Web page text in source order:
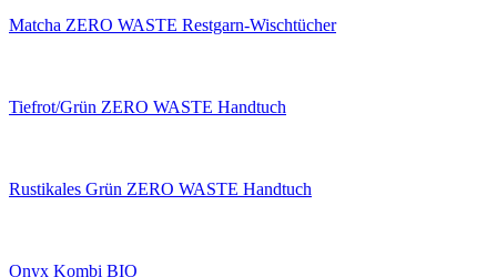
Matcha ZERO WASTE Restgarn-Wischtücher
Tiefrot/Grün ZERO WASTE Handtuch
Rustikales Grün ZERO WASTE Handtuch
Onyx Kombi BIO